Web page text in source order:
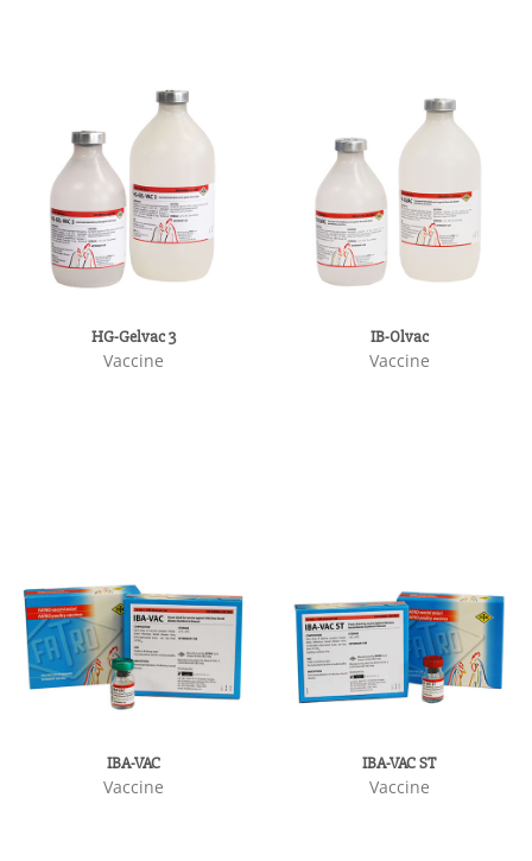
HG-Gelvac 3
Vaccine
IB-Olvac
Vaccine
IBA-VAC
Vaccine
IBA-VAC ST
Vaccine